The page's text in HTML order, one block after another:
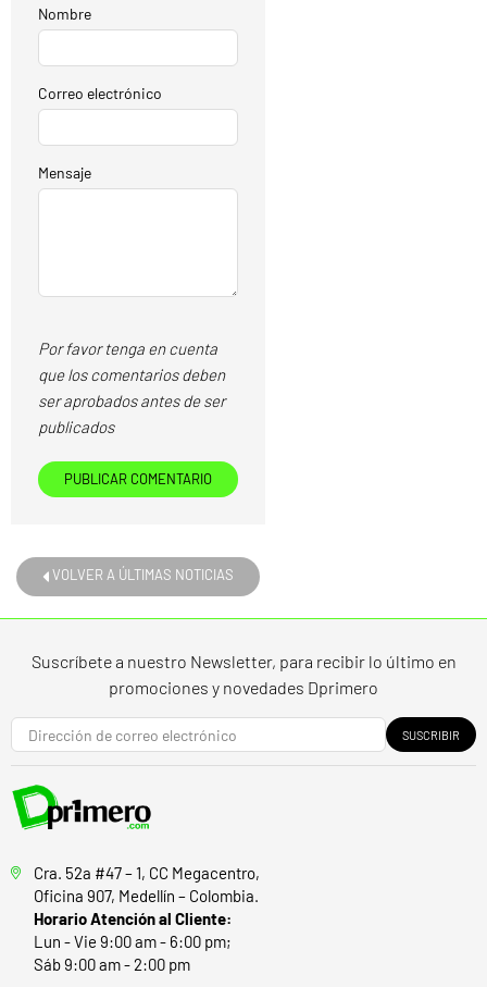
Nombre
Correo electrónico
Mensaje
Por favor tenga en cuenta
que los comentarios deben
ser aprobados antes de ser
publicados
VOLVER A ÚLTIMAS NOTICIAS
Suscríbete a nuestro Newsletter, para recibir lo último en
promociones y novedades Dprimero
SUSCRIBIR
Cra. 52a #47 – 1, CC Megacentro,
Oficina 907, Medellín – Colombia.
Horario Atención al Cliente:
Lun - Vie 9:00 am - 6:00 pm;
Sáb 9:00 am - 2:00 pm